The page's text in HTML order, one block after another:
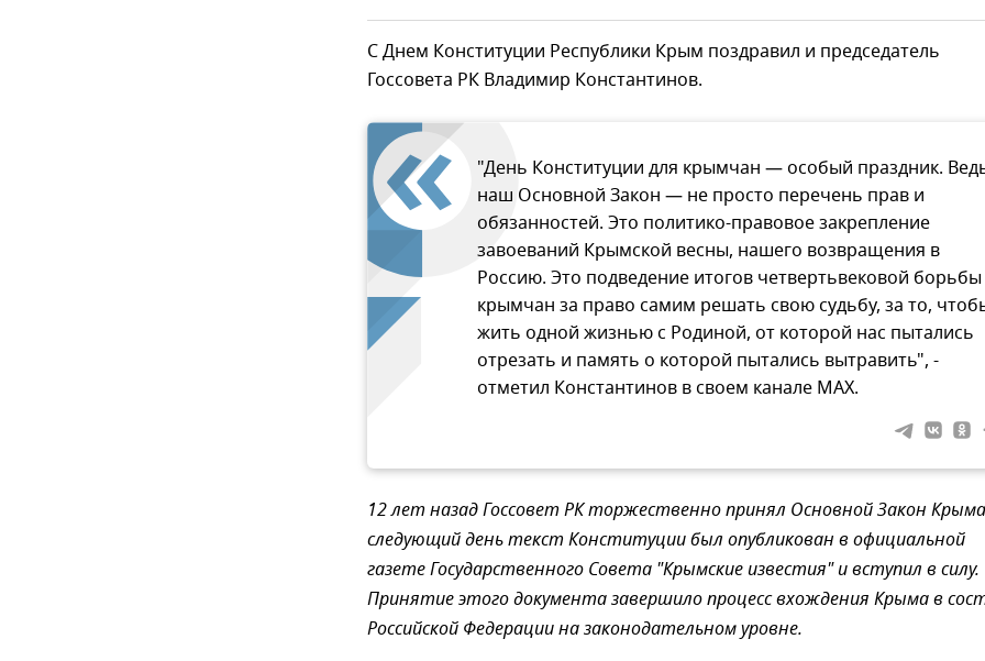
С Днем Конституции Республики Крым поздравил и председатель
Госсовета РК Владимир Константинов.
"День Конституции для крымчан — особый праздник.
наш Основной Закон — не просто перечень прав и
обязанностей. Это политико-правовое закрепление
завоеваний Крымской весны, нашего возвращения в
Россию. Это подведение итогов четвертьвековой борьбы
крымчан за право самим решать свою судьбу, за то,
жить одной жизнью с Родиной, от которой нас пытались
отрезать и память о которой пытались вытравить", -
отметил Константинов в своем канале МАХ.
12 лет назад Госсовет РК торжественно принял Основной Закон
следующий день текст Конституции был опубликован в официальной
газете Государственного Совета "Крымские известия" и вступил в силу.
Принятие этого документа завершило процесс вхождения Крыма в
Российской Федерации на законодательном уровне.